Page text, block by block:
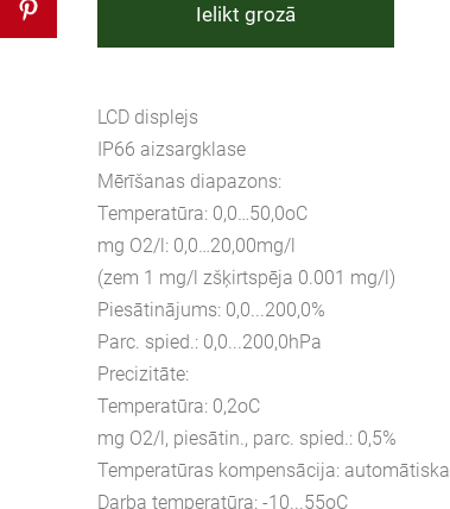
Ielikt grozā
LCD displejs
IP66 aizsargklase
Mērīšanas diapazons:
Temperatūra: 0,0…50,0oC
mg O2/l: 0,0…20,00mg/l
(zem 1 mg/l zšķirtspēja 0.001 mg/l)
Piesātinājums: 0,0...200,0%
Parc. spied.: 0,0...200,0hPa
Precizitāte:
Temperatūra: 0,2oC
mg O2/l, piesātin., parc. spied.: 0,5%
Temperatūras kompensācija: automātiska
Darba temperatūra: -10...55oC